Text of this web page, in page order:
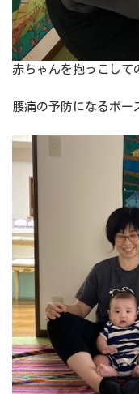
赤ちゃんを抱っこして
腰痛の予防になるポー